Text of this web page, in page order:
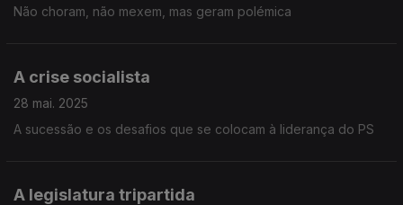
Não choram, não mexem, mas geram polémica
A crise socialista
28 mai. 2025
A sucessão e os desafios que se colocam à liderança do PS
A legislatura tripartida